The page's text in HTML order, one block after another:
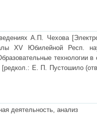
А.П. Чехова
XV Юбилейной Респ.
технологии
Е. П. Пустошило
деятельность, анализ